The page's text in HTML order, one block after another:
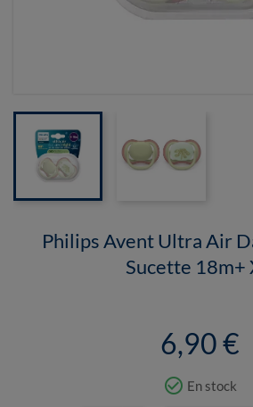
Philips Avent Ultra Air
Sucette 18m+
6,90 €
check_circle_outline En stock